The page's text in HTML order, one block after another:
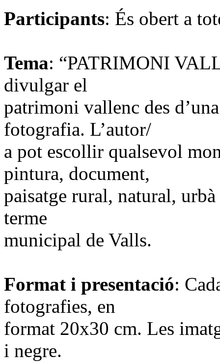
Participants: És obert a
Tema: “PATRIMONI
divulgar el
patrimoni vallenc des
fotografia. L’autor/
a pot escollir qualsevol
pintura, document,
paisatge rural, natural,
terme
municipal de Valls.
Format i presentació:
fotografies, en
format 20x30 cm. Les
i negre.